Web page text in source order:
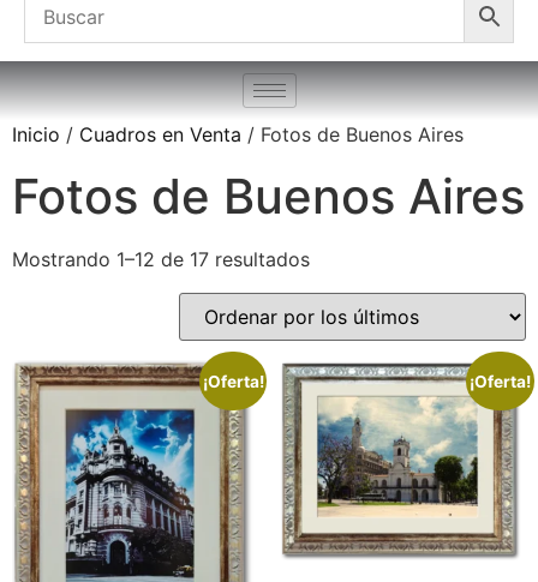
Inicio / Cuadros en Venta / Fotos de Buenos Aires
Fotos de Buenos Aires
Mostrando 1–12 de 17 resultados
¡Oferta! ¡Oferta!